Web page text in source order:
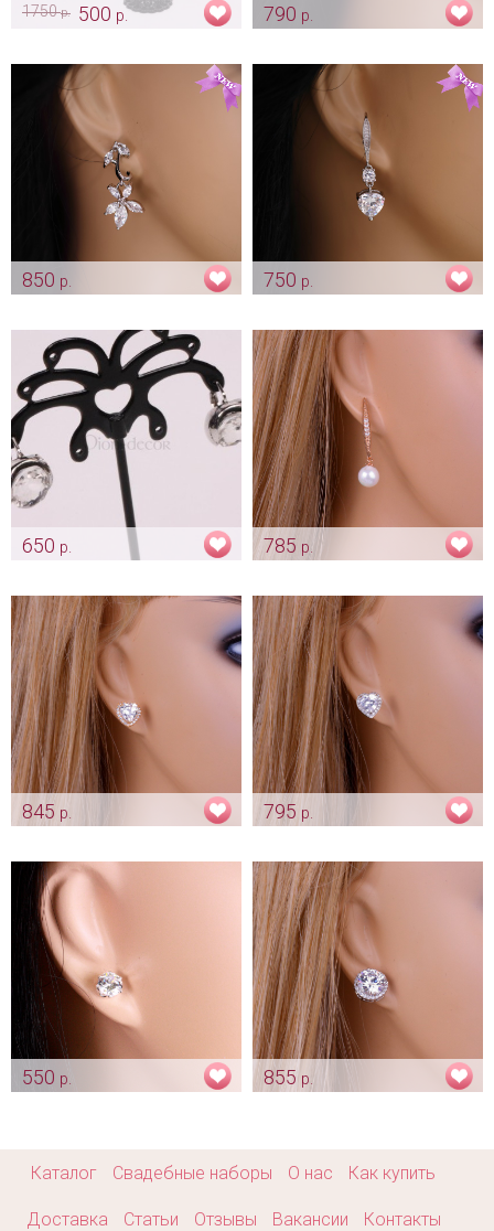
1750р. 500 р.
Арт: ser_0107
790 р.
850 р.
750 р.
Арт: ser_0103
650 р.
785 р.
Арт: ser_0266
845 р.
795 р.
Арт: ser_0322
550 р.
855р.
Каталог Свадебные наборы О нас Как купить
Доставка Статьи Отзывы Вакансии Контакты